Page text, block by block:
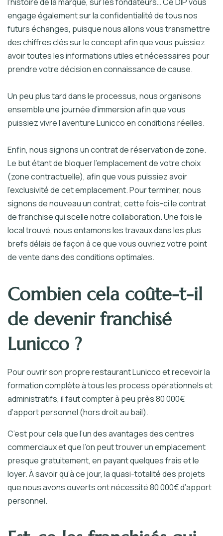
engage également sur la confidentialité de tous nos
futurs échanges, puisque nous allons vous transmettre
des chiffres clés sur le concept afin que vous puissiez
avoir toutes les informations utiles et nécessaires pour
prendre votre décision en connaissance de cause.
Un peu plus tard dans le processus, nous organisons
ensemble une journée d’immersion afin que vous
puissiez vivre l’aventure Lunicco en conditions réelles.
Enfin, nous signons un contrat de réservation de zone.
Le but étant de bloquer l’emplacement de votre choix
(zone contractuelle), afin que vous puissiez avoir
l’exclusivité de cet emplacement. Pour terminer, nous
signons de nouveau un contrat, cette fois-ci le contrat
de franchise qui scelle notre collaboration. Une fois le
local trouvé, nous entamons les travaux dans les plus
brefs délais de façon à ce que vous ouvriez votre point
de vente dans des conditions optimales.
Combien cela coûte-t-il
de devenir franchisé
Lunicco ?
Pour ouvrir son propre restaurant Lunicco et recevoir la
formation complète à tous les process opérationnels et
administratifs, il faut compter à peu près 80 000€
d’apport personnel (hors droit au bail).
C’est pour cela que l’un des avantages des centres
commerciaux et que l’on peut trouver un emplacement
presque gratuitement, en payant quelques frais et le
loyer. À savoir qu’à ce jour, la quasi-totalité des projets
que nous avons ouverts ont nécessité 80 000€ d’apport
personnel.